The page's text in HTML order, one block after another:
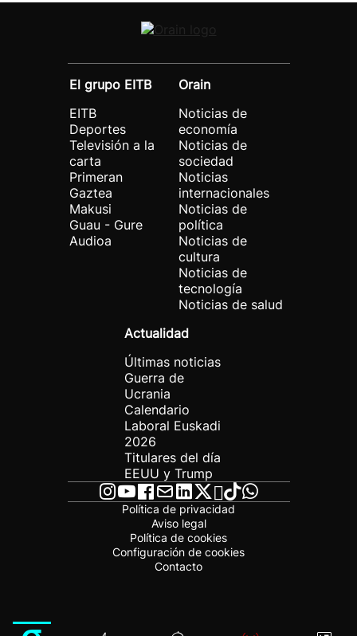
El grupo EITB
EITB
Deportes
Televisión a la
carta
Primeran
Gaztea
Makusi
Guau - Gure
Audioa
Orain
Noticias de
economía
Noticias de
sociedad
Noticias
internacionales
Noticias de
política
Noticias de
cultura
Noticias de
tecnología
Noticias de salud
Actualidad
Últimas noticias
Guerra de
Ucrania
Calendario
Laboral Euskadi
2026
Titulares del día
EEUU y Trump
Política de privacidad
Aviso legal
Política de cookies
Configuración de cookies
Contacto